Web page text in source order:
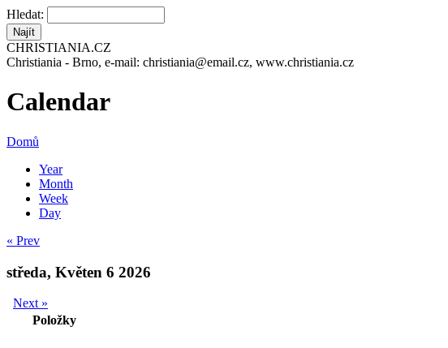
Hledat:
CHRISTIANIA.CZ
Christiania - Brno, e-mail: christiania@email.cz, www.christiania.cz
Calendar
Domů
Year
Month
Week
Day
« Prev
středa, Květen 6 2026
Next »
Položky